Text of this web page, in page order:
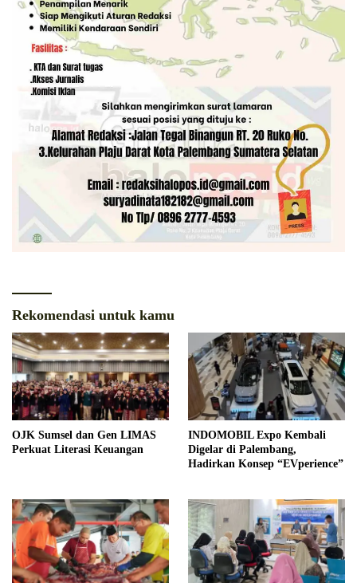
Rekomendasi untuk kamu
OJK Sumsel dan Gen LIMAS
Perkuat Literasi Keuangan
INDOMOBIL Expo Kembali
Digelar di Palembang,
Hadirkan Konsep “EVperience”